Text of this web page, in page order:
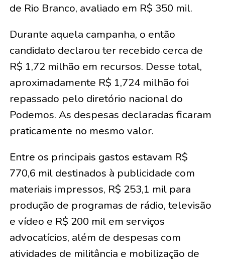
de Rio Branco, avaliado em R$ 350 mil.
Durante aquela campanha, o então
candidato declarou ter recebido cerca de
R$ 1,72 milhão em recursos. Desse total,
aproximadamente R$ 1,724 milhão foi
repassado pelo diretório nacional do
Podemos. As despesas declaradas ficaram
praticamente no mesmo valor.
Entre os principais gastos estavam R$
770,6 mil destinados à publicidade com
materiais impressos, R$ 253,1 mil para
produção de programas de rádio, televisão
e vídeo e R$ 200 mil em serviços
advocatícios, além de despesas com
atividades de militância e mobilização de